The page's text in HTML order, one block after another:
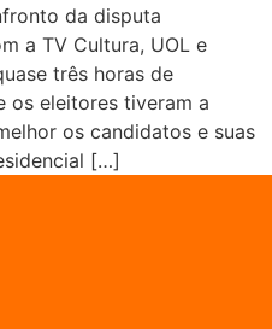
da disputa
a TV Cultura, UOL e
três horas de
os eleitores tiveram a
os candidatos e suas
[…]